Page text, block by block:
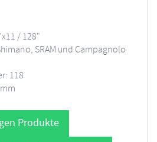
/ 128"
SRAM und Campagnolo
118
Produkte